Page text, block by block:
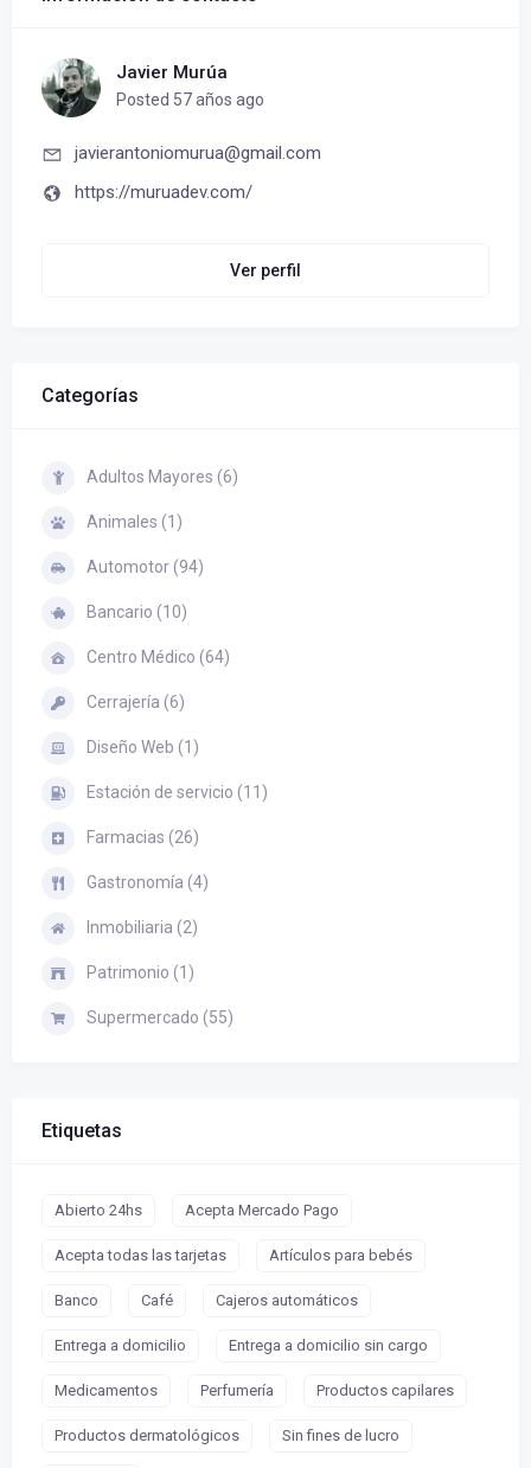
Javier Murúa
Posted 57 años ago
javierantoniomurua@gmail.com
https://muruadev.com/
Ver perfil
Categorías
Adultos Mayores (6)
Animales (1)
Automotor (94)
Bancario (10)
Centro Médico (64)
Cerrajería (6)
Diseño Web (1)
Estación de servicio (11)
Farmacias (26)
Gastronomía (4)
Inmobiliaria (2)
Patrimonio (1)
Supermercado (55)
Etiquetas
Abierto 24hs Acepta Mercado Pago
Acepta todas las tarjetas Artículos para bebés
Banco Café Cajeros automáticos
Entrega a domicilio Entrega a domicilio sin cargo
Medicamentos Perfumería Productos capilares
Productos dermatológicos Sin fines de lucro